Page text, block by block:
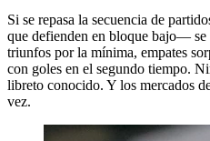
Si se repasa la secuencia de
que defienden en bloque bajo— se
triunfos por la mínima, empates
con goles en el segundo tiempo.
libreto conocido. Y los mercados
vez.